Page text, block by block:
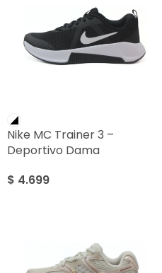
Nike MC Trainer 3 –
Deportivo Dama
$ 4.699